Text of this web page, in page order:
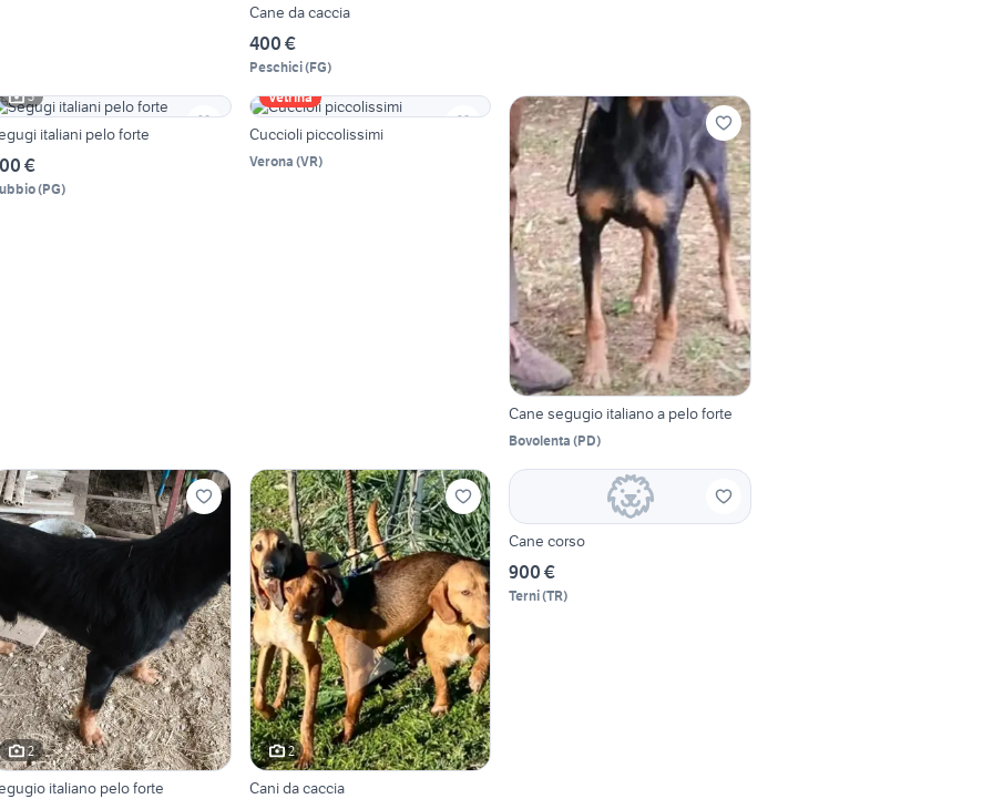
Cane da caccia
400 €
Peschici(FG)
3
italiani pelo forte
€
(PG)
Vetrina
Cuccioli piccolissimi
Verona (VR)
Cane segugio italiano a pelo forte
Bovolenta (PD)
2
italiano pelo forte
2
Cani da caccia
Cane corso
900 €
Terni(TR)